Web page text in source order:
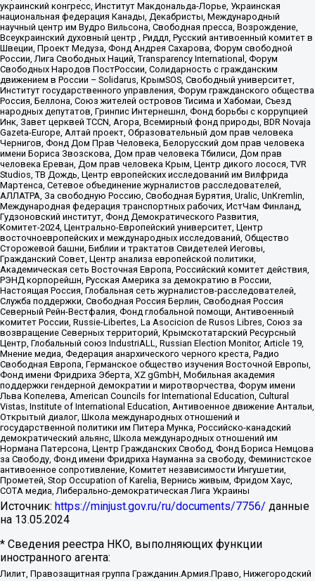
украинский конгресс, Институт Макдональда-Лорье, Украинская
национальная федерация Канады, Декабристы, Международный
научный центр им Вудро Вильсона, Свободная пресса, Возрождение,
Всеукраинский духовный центр , Риддл, Русский антивоенный комитет в
Швеции, Проект Медуза, Фонд Андрея Сахарова, Форум свободной
России, Лига Свободных Наций, Transparеncy International, Форум
Свободных Народов ПостРоссии, Солидарность с гражданским
движением в России – Solidarus, КрымSOS, Свободный университет,
Институт государственного управления, Форум гражданского общества
Россия, Беллона, Союз жителей островов Тисима и Хабомаи, Съезд
народных депутатов, Гринпис Интернешнл, Фонд борьбы с коррупцией
Инк, Завет церквей TCCN, Агора, Всемирный фонд природы, BDR Novaja
Gazeta-Europe, Алтай проект, Образовательный дом прав человека
Чернигов, Фонд Дом Прав Человека, Белорусский дом прав человека
имени Бориса Звозскова, Дом прав человека Тбилиси, Дом прав
человека Ереван, Дом прав человека Крым, Центр дикого лосося, TVR
Studios, ТВ Дождь, Центр европейских исследований им Вилфрида
Мартенса, Сетевое объединение журналистов расследователей,
АЛЛАТРА, За свободную Россию, Свободная Бурятия, Uralic, UnKremlin,
Международная федерация транспортных рабочих, ИстЧам Финланд,
Гудзоновский институт, Фонд Демократического Развития,
Комитет-2024, Центрально-Европейский университет, Центр
восточноевропейских и международных исследований, Общество
Сторожевой башни, Библии и трактатов Свидетелей Иеговы,
Гражданский Совет, Центр анализа европейской политики,
Академическая сеть Восточная Европа, Российский комитет действия,
РЭНД корпорейшн, Русская Америка за демократию в России,
Настоящая Россия, Глобальная сеть журналистов-расследователей,
Служба поддержки, Свободная Россия Берлин, Свободная Россия
Северный Рейн-Вестфалия, Фонд глобальной помощи, Антивоенный
комитет России, Russie-Libertes, La Asocicion de Rusos Libres, Союз за
возвращение Северных территорий, Крымскотатарский Ресурсный
Центр, Глобальный союз IndustriALL, Russian Election Monitor, Article 19,
Мнение медиа, Федерация анархического черного креста, Радио
Свободная Европа, Германское общество изучения Восточной Европы,
Фонд имени Фридриха Эберта, XZ gGmbH, Мобильная академия
поддержки гендерной демократии и миротворчества, Форум имени
Льва Копелева, American Councils for International Education, Cultural
Vistas, Institute of International Education, Антивоенное движение Антальи,
Открытый диалог, Школа международных отношений и
государственной политики им Питера Мунка, Российско-канадский
демократический альянс, Школа международных отношений им
Нормана Патерсона, Центр Гражданских Свобод, Фонд Бориса Немцова
за Свободу, Фонд имени Фридриха Науманна за свободу, Феминистское
антивоенное сопротивление, Комитет независимости Ингушетии,
Прометей, Stop Occupation of Karelia, Вернись живым, Фридом Хаус,
СОТА медиа, Либерально-демократическая Лига Украины
Источник: https://minjust.gov.ru/ru/documents/7756/ данные
на 13.05.2024
* Сведения реестра НКО, выполняющих функции
иностранного агента:
Лилит, Правозащитная группа Гражданин.Армия.Право, Нижегородский